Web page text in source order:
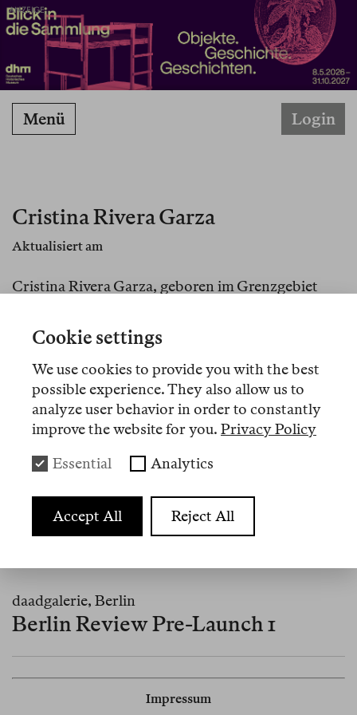
ANZEIGE
Menü Login
Cristina Rivera Garza
Aktualisiert am
Cristina Rivera Garza, geboren im Grenzgebiet
ihrer Bücher ein neues Genre.
di Liliana, ihr Investigativroman über die
Ermordung ihrer Schwester 1990 in Mexico City,
führte zur Verhaftung eines Tatverdächtigen und
gewann in seiner englischen Fassung den Pulitzer-
Preis 2024.
Events
daadgalerie, Berlin
Berlin Review Pre-Launch 1
Impressum
Cookie settings
We use cookies to provide you with the best
possible experience. They also allow us to
analyze user behavior in order to constantly
improve the website for you. Privacy Policy
Essential Analytics
Accept All Reject All